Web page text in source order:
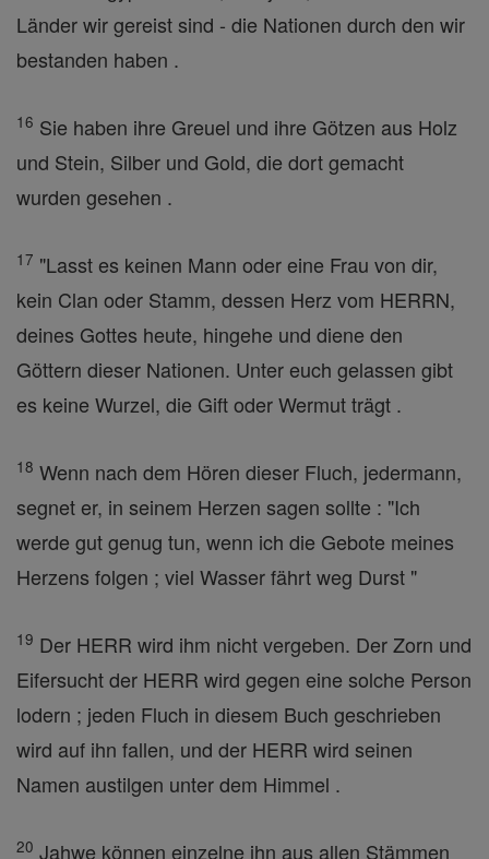
Länder wir gereist sind - die Nationen durch den wir
bestanden haben .
16 Sie haben ihre Greuel und ihre Götzen aus Holz
und Stein, Silber und Gold, die dort gemacht
wurden gesehen .
17 "Lasst es keinen Mann oder eine Frau von dir,
kein Clan oder Stamm, dessen Herz vom HERRN,
deines Gottes heute, hingehe und diene den
Göttern dieser Nationen. Unter euch gelassen gibt
es keine Wurzel, die Gift oder Wermut trägt .
18 Wenn nach dem Hören dieser Fluch, jedermann,
segnet er, in seinem Herzen sagen sollte : "Ich
werde gut genug tun, wenn ich die Gebote meines
Herzens folgen ; viel Wasser fährt weg Durst "
19 Der HERR wird ihm nicht vergeben. Der Zorn und
Eifersucht der HERR wird gegen eine solche Person
lodern ; jeden Fluch in diesem Buch geschrieben
wird auf ihn fallen, und der HERR wird seinen
Namen austilgen unter dem Himmel .
20 Jahwe können einzelne ihn aus allen Stämmen